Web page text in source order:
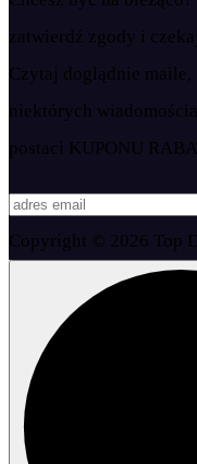
zatwierdź zgody i
Czytaj doglądnie maile,
niektórych
postaci KUPONU
Copyright © 2026 Top